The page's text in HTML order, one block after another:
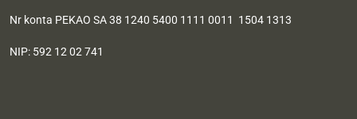
Nr konta PEKAO SA 38 1240 5400 1111 0011 1504 1313
NIP: 592 12 02 741